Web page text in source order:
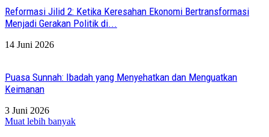
Reformasi Jilid 2: Ketika Keresahan Ekonomi Bertransformasi
Menjadi Gerakan Politik di...
14 Juni 2026
Puasa Sunnah: Ibadah yang Menyehatkan dan Menguatkan
Keimanan
3 Juni 2026
Muat lebih banyak